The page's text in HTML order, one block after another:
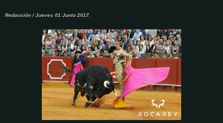
Redacción / Jueves 01 Junio 2017.